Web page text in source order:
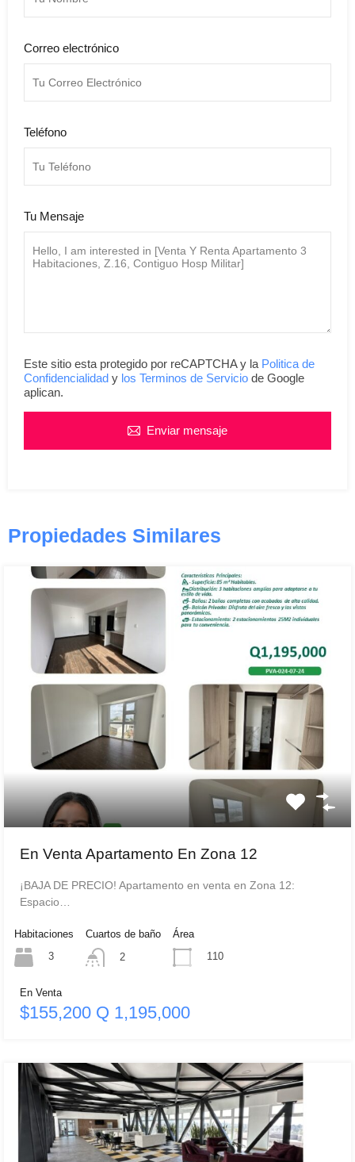
Correo electrónico
Teléfono
Tu Mensaje
Este sitio esta protegido por reCAPTCHA y la Politica de
Confidencialidad y los Terminos de Servicio de Google
aplican.
Enviar mensaje
Propiedades Similares
En Venta Apartamento En Zona 12
¡BAJA DE PRECIO! Apartamento en venta en Zona 12:
Espacio…
Habitaciones
3
Cuartos de baño
2
Área
110
En Venta
$155,200 Q 1,195,000